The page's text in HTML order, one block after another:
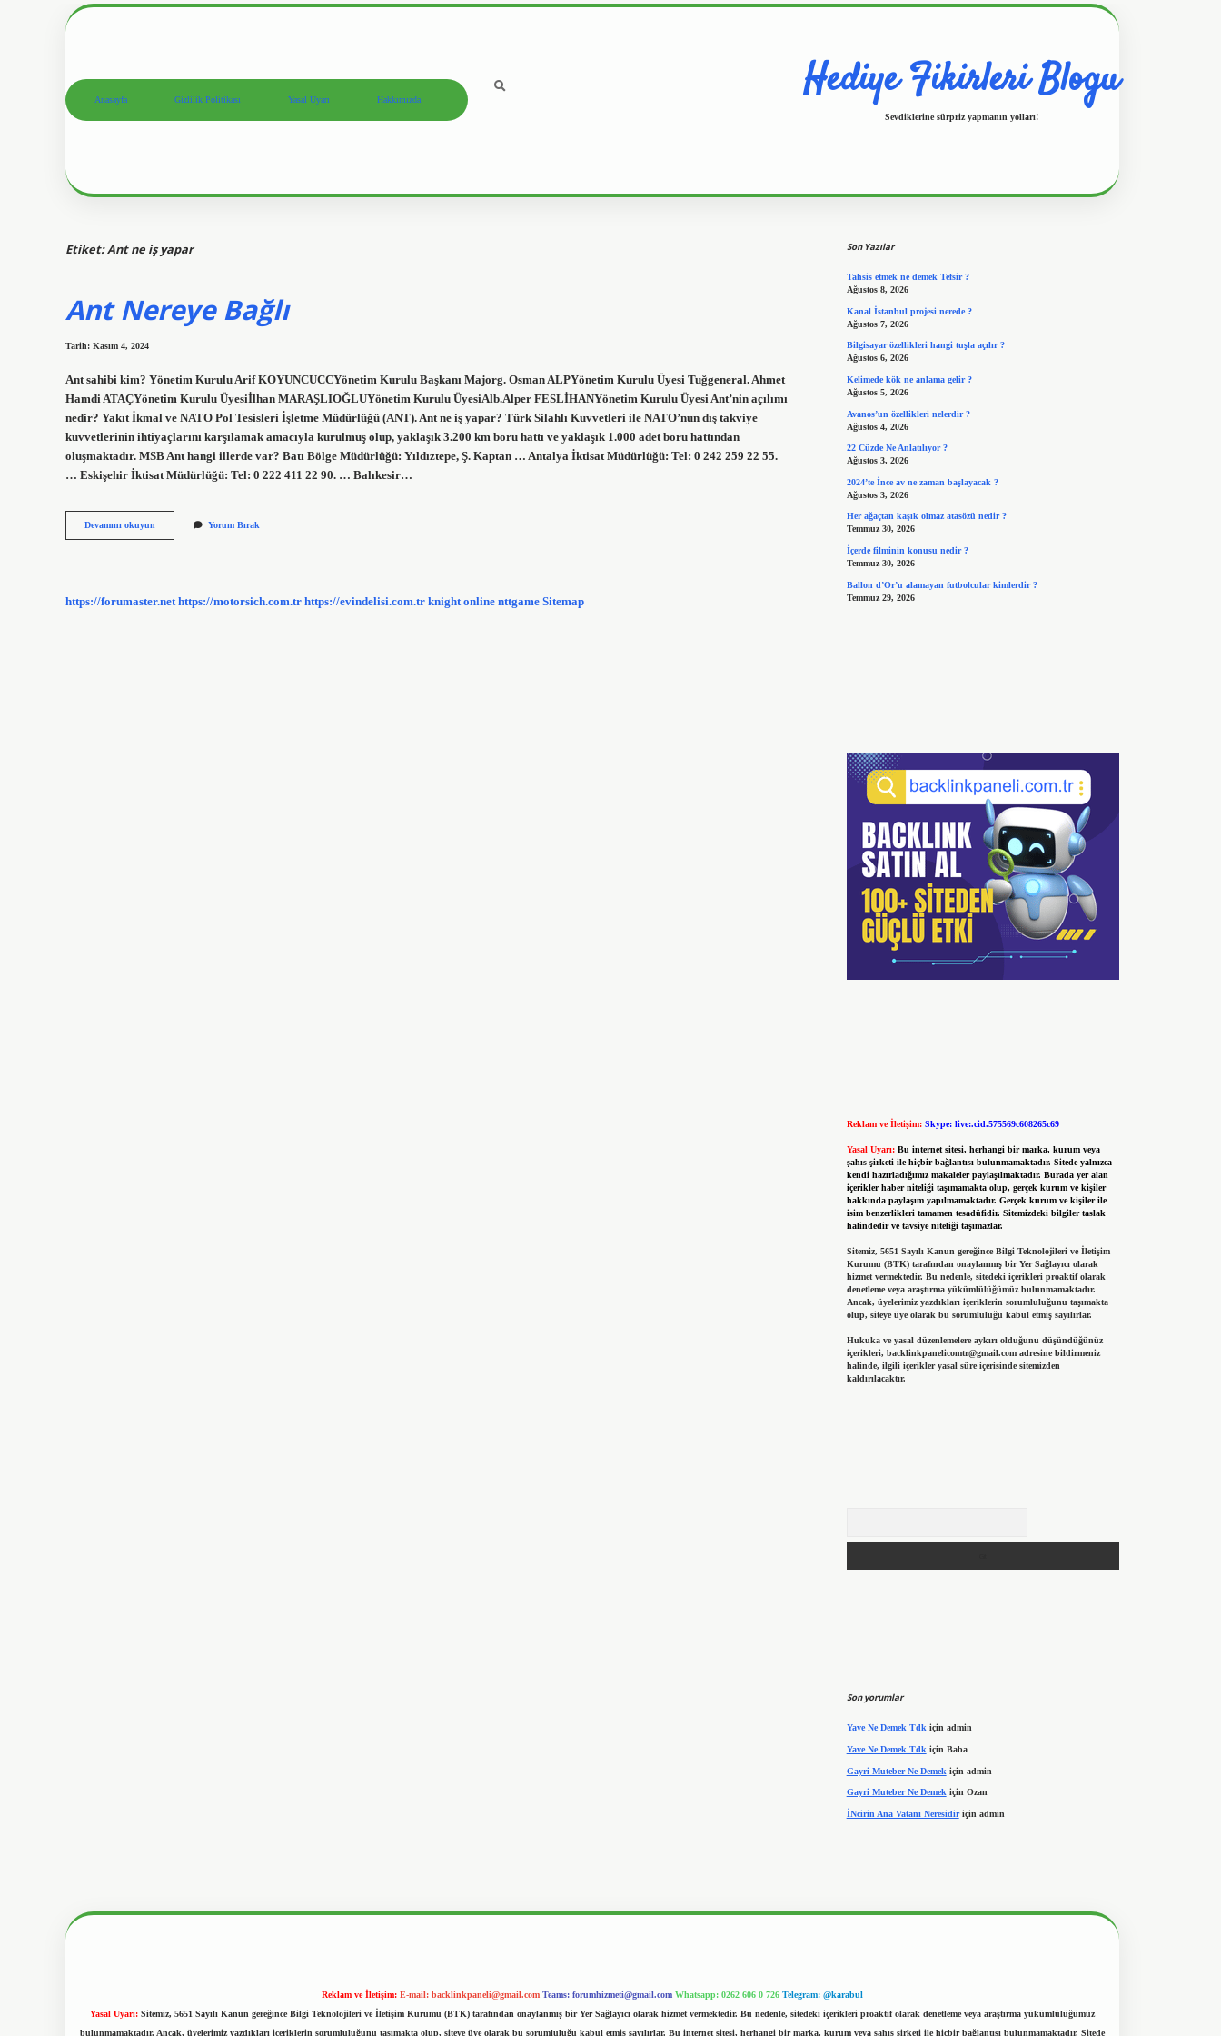
Anasayfa Gizlilik Politikası Yasal Uyarı Hakkımızda Hediye Fikirleri Blogu
Sevdiklerine sürpriz yapmanın yolları!
Etiket:Ant ne iş yapar
Ant Nereye Bağlı
Tarih: Kasım 4, 2024
Ant sahibi kim? Yönetim Kurulu Arif KOYUNCUCCYönetim Kurulu Başkanı Majorg. Osman ALPYönetim Kurulu Üyesi Tuğgeneral. Ahmet
Hamdi ATAÇYönetim Kurulu Üyesiİlhan MARAŞLIOĞLUYönetim Kurulu ÜyesiAlb.Alper FESLİHANYönetim Kurulu Üyesi Ant’nin açılımı
nedir? Yakıt İkmal ve NATO Pol Tesisleri İşletme Müdürlüğü (ANT). Ant ne iş yapar? Türk Silahlı Kuvvetleri ile NATO’nun dış takviye
kuvvetlerinin ihtiyaçlarını karşılamak amacıyla kurulmuş olup, yaklaşık 3.200 km boru hattı ve yaklaşık 1.000 adet boru hattından
oluşmaktadır. MSB Ant hangi illerde var? Batı Bölge Müdürlüğü: Yıldıztepe, Ş. Kaptan … Antalya İktisat Müdürlüğü: Tel: 0 242 259 22 55.
… Eskişehir İktisat Müdürlüğü: Tel: 0 222 411 22 90. … Balıkesir…
Devamını okuyun
Nereye
Yorum Bırak
https://forumaster.net https://motorsich.com.tr https://evindelisi.com.tr knight online nttgame Sitemap
Son Yazılar
Tahsis etmek ne demek Tefsir ?
Ağustos 8, 2026
Kanal İstanbul projesi nerede ?
Ağustos 7, 2026
Bilgisayar özellikleri hangi tuşla açılır ?
Ağustos 6, 2026
Kelimede kök ne anlama gelir ?
Ağustos 5, 2026
Avanos’un özellikleri nelerdir ?
Ağustos 4, 2026
22 Cüzde Ne Anlatılıyor ?
Ağustos 3, 2026
2024’te İnce av ne zaman başlayacak ?
Ağustos 3, 2026
Her ağaçtan kaşık olmaz atasözü nedir ?
Temmuz 30, 2026
İçerde filminin konusu nedir ?
Temmuz 30, 2026
Ballon d’Or’u alamayan futbolcular kimlerdir ?
Temmuz 29, 2026
Reklam ve İletişim: Skype: live:.cid.575569c608265c69
Yasal Uyarı: Bu internet sitesi, herhangi bir marka, kurum veya
şahıs şirketi ile hiçbir bağlantısı bulunmamaktadır. Sitede yalnızca
kendi hazırladığımız makaleler paylaşılmaktadır. Burada yer alan
içerikler haber niteliği taşımamakta olup, gerçek kurum ve kişiler
hakkında paylaşım yapılmamaktadır. Gerçek kurum ve kişiler ile
isim benzerlikleri tamamen tesadüfidir. Sitemizdeki bilgiler taslak
halindedir ve tavsiye niteliği taşımazlar.
Sitemiz, 5651 Sayılı Kanun gereğince Bilgi Teknolojileri ve İletişim
Kurumu (BTK) tarafından onaylanmış bir Yer Sağlayıcı olarak
hizmet vermektedir. Bu nedenle, sitedeki içerikleri proaktif olarak
denetleme veya araştırma yükümlülüğümüz bulunmamaktadır.
Ancak, üyelerimiz yazdıkları içeriklerin sorumluluğunu taşımakta
olup, siteye üye olarak bu sorumluluğu kabul etmiş sayılırlar.
Hukuka ve yasal düzenlemelere aykırı olduğunu düşündüğünüz
içerikleri, backlinkpanelicomtr@gmail.comadresine bildirmeniz
halinde, ilgili içerikler yasal süre içerisinde sitemizden
kaldırılacaktır.
Son yorumlar
Yave Ne Demek Tdkiçin admin
Yave Ne Demek Tdk için Baba
Gayri Muteber Ne Demek için admin
Gayri Muteber Ne Demek için Ozan
İNcirin Ana Vatanı Neresidiriçin admin
Reklam ve İletişim: E-mail: backlinkpaneli@gmail.com Teams: forumhizmeti@gmail.com Whatsapp: 0262 606 0 726 Telegram: @karabul
Yasal Uyarı: Sitemiz, 5651 Sayılı Kanun gereğince Bilgi Teknolojileri ve İletişim Kurumu (BTK) tarafından onaylanmış bir Yer Sağlayıcı olarak hizmet vermektedir. Bu nedenle, sitedeki içerikleri proaktif olarak denetleme veya araştırma yükümlülüğümüz
bulunmamaktadır. Ancak, üyelerimiz yazdıkları içeriklerin sorumluluğunu taşımakta olup, siteye üye olarak bu sorumluluğu kabul etmiş sayılırlar. Bu internet sitesi, herhangi bir marka, kurum veya şahıs şirketi ile hiçbir bağlantısı bulunmamaktadır. Sitede